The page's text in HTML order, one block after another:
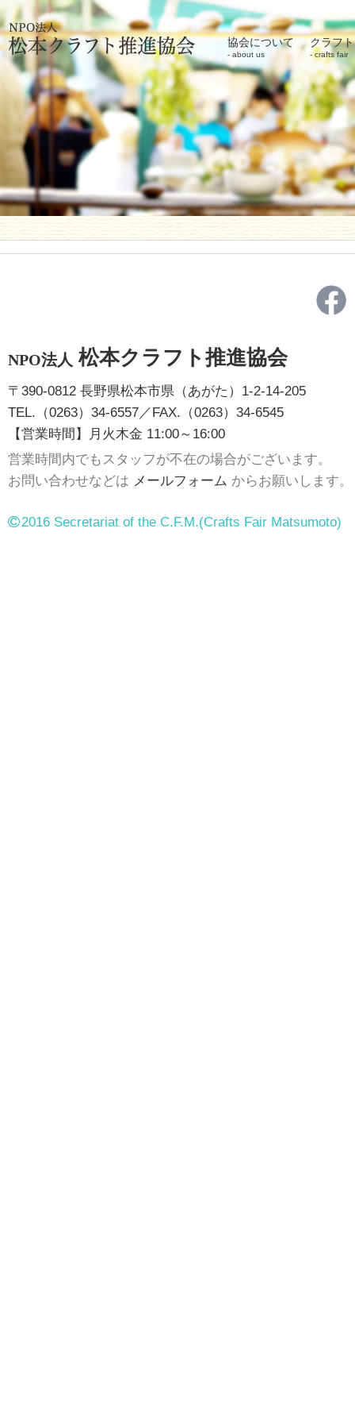
協会について
about us
クラフ
crafts fair
NPO法人 松本クラフト推進協会
〒390-0812 長野県松本市県（あがた）1-2-14-205
TEL.（0263）34-6557／FAX.（0263）34-6545
【営業時間】月火木金 11:00～16:00
営業時間内でもスタッフが不在の場合がございます。
お問い合わせなどは メールフォーム からお願いします。
2016 Secretariat of the C.F.M.(Crafts Fair Matsumoto)